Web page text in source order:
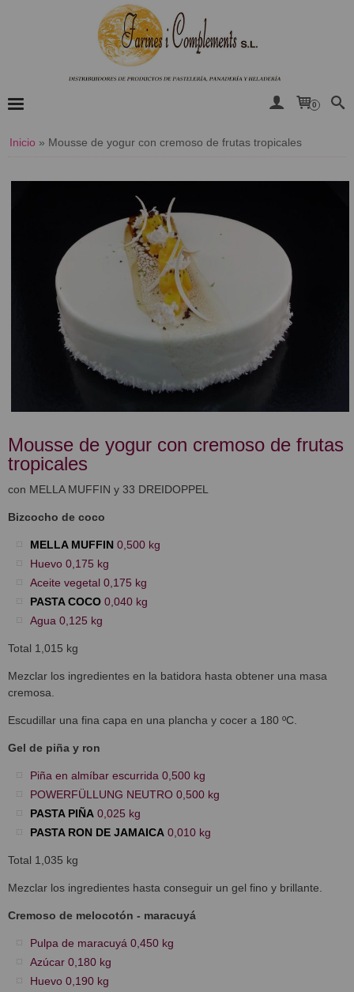
0
Inicio » ​Mousse de yogur con cremoso de frutas tropicales
Mousse de yogur con cremoso de frutas
tropicales
con MELLA MUFFIN y 33 DREIDOPPEL
Bizcocho de coco
MELLA MUFFIN 0,500 kg
Huevo 0,175 kg
Aceite vegetal 0,175 kg
PASTA COCO 0,040 kg
Agua 0,125 kg
Total 1,015 kg
Mezclar los ingredientes en la batidora hasta obtener una masa
cremosa.
Escudillar una fina capa en una plancha y cocer a 180 ºC.
Gel de piña y ron
Piña en almíbar escurrida 0,500 kg
POWERFÜLLUNG NEUTRO 0,500 kg
PASTA PIÑA 0,025 kg
PASTA RON DE JAMAICA 0,010 kg
Total 1,035 kg
Mezclar los ingredientes hasta conseguir un gel fino y brillante.
Cremoso de melocotón - maracuyá
Pulpa de maracuyá 0,450 kg
Azúcar 0,180 kg
Huevo 0,190 kg